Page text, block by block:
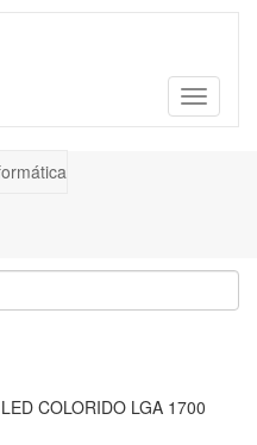
Toggle
COLORIDO LGA 1700